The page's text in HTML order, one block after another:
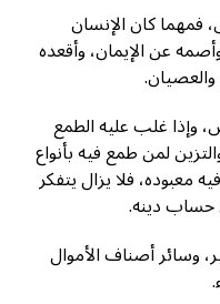
فمهما كان الإنسان
عن الإيمان، وأقعده
وإذا غلب عليه الطمع
لمن طمع فيه بأنواع
معبوده، فلا يزال يتفكر
حساب دينه.
وسائر أصناف الأموال